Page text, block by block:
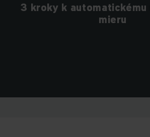
3 kroky k automatickému
mieru